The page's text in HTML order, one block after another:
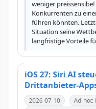
weniger
Konkurrenten zu
führen könnten.
Situation seine
langfristige Vorteile
iOS 27: Siri AI
Drittanbieter-
2026-07-10
Ad-